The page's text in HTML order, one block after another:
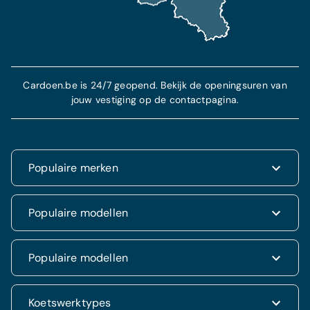
Populaire merken
Renault
Dacia
Volkswagen
Hyundai
Kia
Populaire modellen
Renault Clio
Fiat 500
Hyundai Tucson
Populaire modellen
Hyundai i20
Koetswerktypes
Cardoen.be is 24/7 geopend. Bekijk de openingsuren van
jouw vestiging op de contactpagina.